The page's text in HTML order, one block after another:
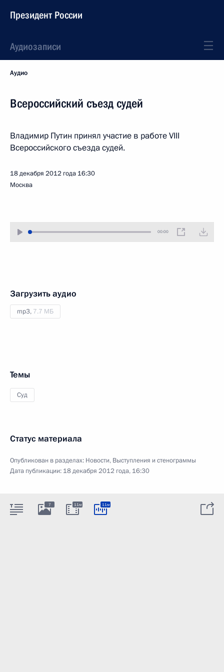
Президент России
Аудиозаписи
Аудио
Всероссийский съезд судей
Владимир Путин принял участие в работе VIII
Всероссийского съезда судей.
18 декабря 2012 года 16:30
Москва
00:00
Загрузить аудио
mp3, 7.7 МБ
Темы
Суд
Статус материала
Опубликован в разделах: Новости, Выступления и стенограммы
Дата публикации: 18 декабря 2012 года, 16:30
7 11м 11м